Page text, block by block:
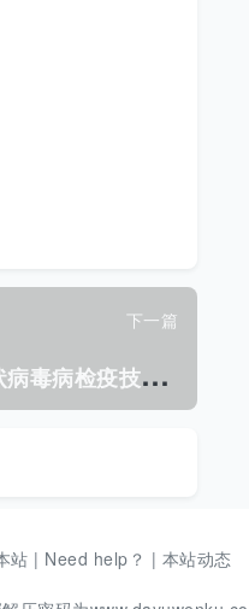
下一篇
S
N/T 1151.5-2014 对虾杆状病毒病检疫技术规范.pdf
站 | Need help？ | 本站动态